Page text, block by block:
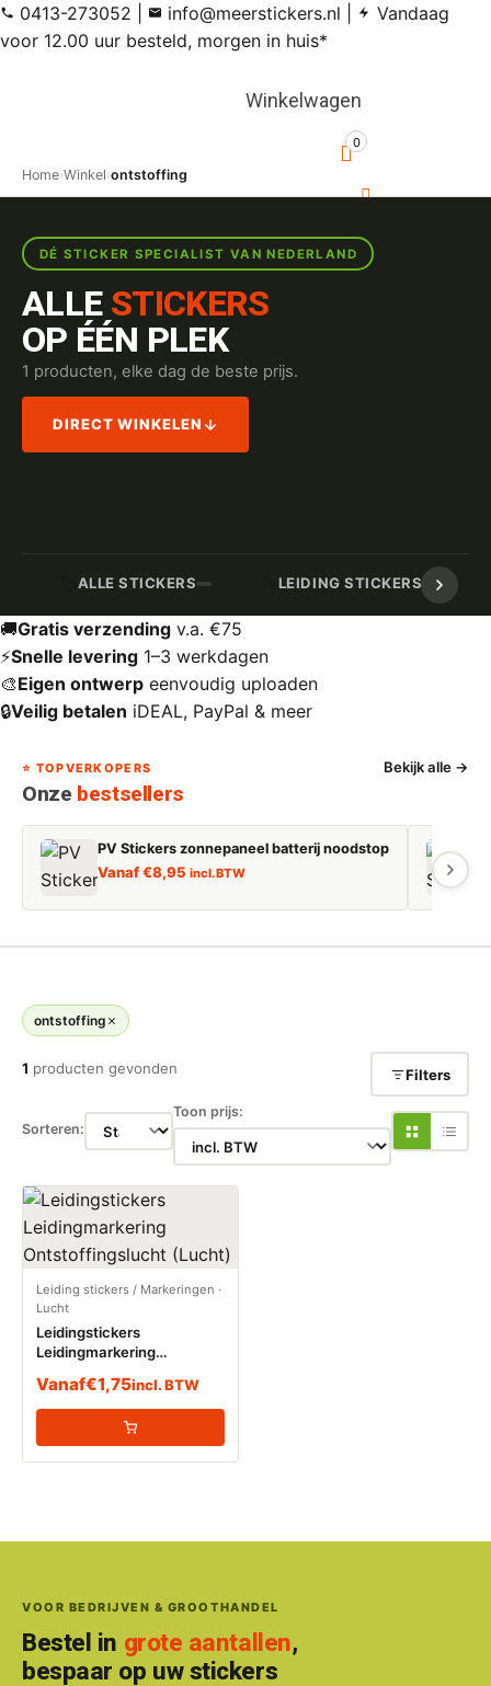
0413-273052 info@meerstickers.nl
Vandaag
voor 12.00 uur besteld, morgen in huis*
Winkelwagen
0
Home›Winkel›ontstoffing
DÉ STICKER SPECIALIST VAN NEDERLAND
ALLE STICKERS
OP ÉÉN PLEK
1 producten, elke dag de beste prijs.
DIRECT WINKELEN
ALLE STICKERS LEIDING STICKERS /
🚚Gratis verzending v.a. €75
⚡Snelle levering 1–3 werkdagen
🎨Eigen ontwerp eenvoudig uploaden
🔒Veilig betalen iDEAL, PayPal & meer
⭐ TOPVERKOPERS
Onze bestsellers
Bekijk alle →
PV Stickers zonnepaneel batterij noodstop
Vanaf€8,95 incl. BTW
ontstoffing
1 producten gevonden Filters
Sorteren:
Toon prijs:
Leiding stickers / Markeringen ·
Lucht
Leidingstickers
Leidingmarkering
Vanaf€1,75incl. BTW
VOOR BEDRIJVEN & GROOTHANDEL
Bestel in grote aantallen,
bespaar op uw stickers